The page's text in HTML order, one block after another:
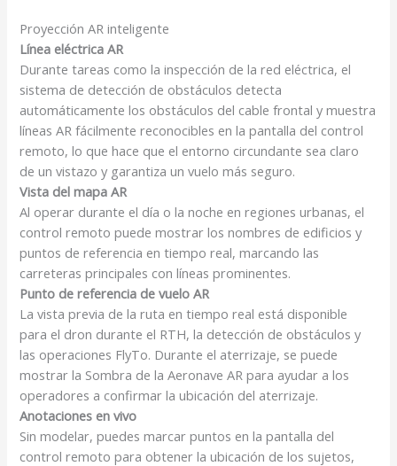
Proyección AR inteligente
Línea eléctrica AR
Durante tareas como la inspección de la red eléctrica, el
sistema de detección de obstáculos detecta
automáticamente los obstáculos del cable frontal y muestra
líneas AR fácilmente reconocibles en la pantalla del control
remoto, lo que hace que el entorno circundante sea claro
de un vistazo y garantiza un vuelo más seguro.
Vista del mapa AR
Al operar durante el día o la noche en regiones urbanas, el
control remoto puede mostrar los nombres de edificios y
puntos de referencia en tiempo real, marcando las
carreteras principales con líneas prominentes.
Punto de referencia de vuelo AR
La vista previa de la ruta en tiempo real está disponible
para el dron durante el RTH, la detección de obstáculos y
las operaciones FlyTo. Durante el aterrizaje, se puede
mostrar la Sombra de la Aeronave AR para ayudar a los
operadores a confirmar la ubicación del aterrizaje.
Anotaciones en vivo
Sin modelar, puedes marcar puntos en la pantalla del
control remoto para obtener la ubicación de los sujetos,